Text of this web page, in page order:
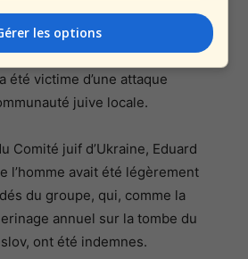
arrivé dans la ville
été victime d’une attaque
juive locale.
Comité juif d’Ukraine, Eduard
l’homme avait été légèrement
du groupe, qui, comme la
annuel sur la tombe du
ont été indemnes.
les options